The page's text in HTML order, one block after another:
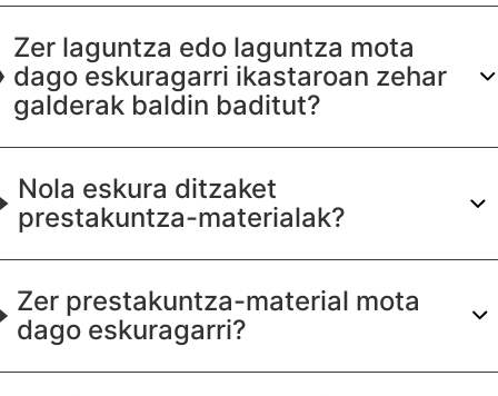
Zer laguntza edo laguntza mota
dago eskuragarri ikastaroan zehar
galderak baldin baditut?
Nola eskura ditzaket
prestakuntza-materialak?
Zer prestakuntza-material mota
dago eskuragarri?